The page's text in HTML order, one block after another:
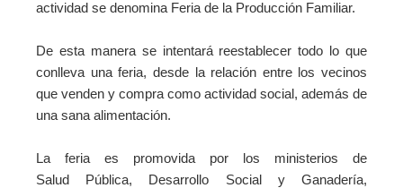
actividad se denomina Feria de la Producción Familiar.
De esta manera se intentará reestablecer todo lo que
conlleva una feria, desde la relación entre los vecinos
que venden y compra como actividad social, además de
una sana alimentación.
La feria es promovida por los ministerios de
Salud Pública, Desarrollo Social y Ganadería,